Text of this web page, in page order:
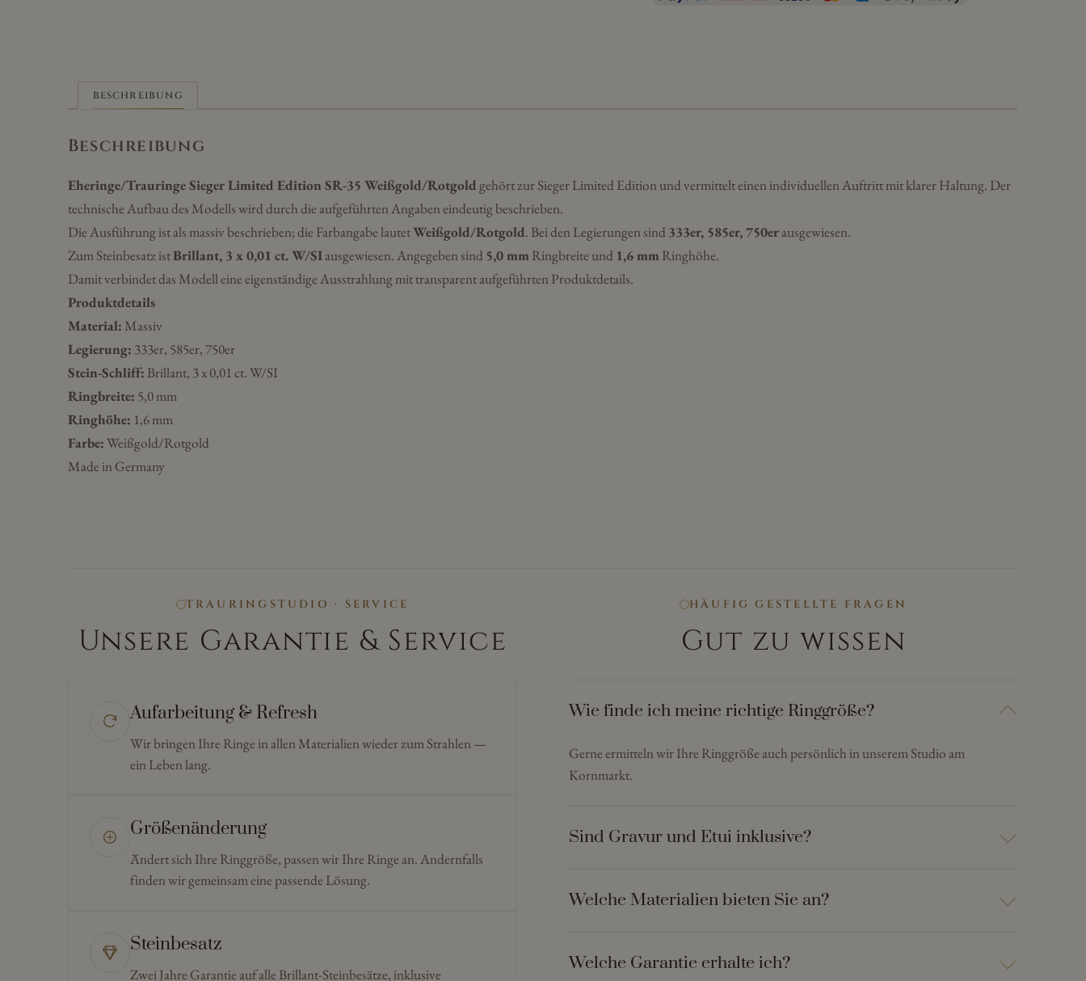
BESCHREIBUNG
Beschreibung
Eheringe/Trauringe Sieger Limited Edition SR-35 Weißgold/Rotgoldgehört zur Sieger Limited Edition und vermittelt einen individuellen Auftritt mit klarer Haltung. Der
technische Aufbau des Modells wird durch die aufgeführten Angaben eindeutig beschrieben.
Die Ausführung ist als massiv beschrieben; die Farbangabe lautetWeißgold/Rotgold. Bei den Legierungen sind333er, 585er, 750erausgewiesen.
Zum Steinbesatz istBrillant, 3 x 0,01 ct. W/SIausgewiesen. Angegeben sind5,0 mmRingbreite und 1,6 mmRinghöhe.
Damit verbindet das Modell eine eigenständige Ausstrahlung mit transparent aufgeführten Produktdetails.
Produktdetails
Material: Massiv
Legierung: 333er, 585er, 750er
Stein-Schliff: Brillant, 3 x 0,01 ct. W/SI
Ringbreite: 5,0 mm
Ringhöhe: 1,6 mm
Farbe: Weißgold/Rotgold
Made in Germany
TRAURINGSTUDIO · SERVICE
Unsere Garantie & Service
Aufarbeitung & Refresh
Wir bringen Ihre Ringe in allen Materialien wieder zum Strahlen —
ein Leben lang.
Größenänderung
Ändert sich Ihre Ringgröße, passen wir Ihre Ringe an. Andernfalls
finden wir gemeinsam eine passende Lösung.
Steinbesatz
Zwei Jahre Garantie auf alle Brillant-Steinbesätze, inklusive
HÄUFIG GESTELLTE FRAGEN
Gut zu wissen
Wie finde ich meine richtige Ringgröße?
Gerne ermitteln wir Ihre Ringgröße auch persönlich in unserem Studio am
Kornmarkt.
Sind Gravur und Etui inklusive?
Welche Materialien bieten Sie an?
Welche Garantie erhalte ich?